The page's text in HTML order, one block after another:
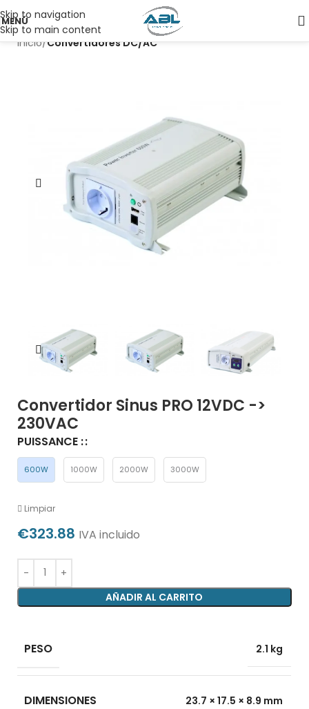
Skip to navigation
Skip to main content
MENÚ
Inicio Convertidores DC/AC
Convertidor Sinus PRO 12VDC ->
230VAC
PUISSANCE :
600W 1000W 2000W 3000W
Limpiar
€323.88 IVA incluido
AÑADIR AL CARRITO
PESO 2.1 kg
DIMENSIONES
23.7 × 17.5 × 8.9 mm